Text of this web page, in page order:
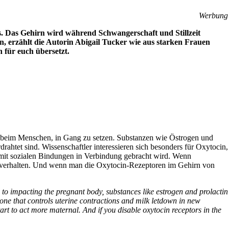
Werbung
Das Gehirn wird während Schwangerschaft und Stillzeit
erzählt die Autorin Abigail Tucker wie aus starken Frauen
für euch übersetzt.
Menschen, in Gang zu setzen. Substanzen wie Östrogen und
sind. Wissenschaftler interessieren sich besonders für Oxytocin,
sozialen Bindungen in Verbindung gebracht wird. Wenn
Und wenn man die Oxytocin-Rezeptoren im Gehirn von
the pregnant body, substances like estrogen and prolactin
that controls uterine contractions and milk letdown in new
to act more maternal. And if you disable oxytocin receptors in the